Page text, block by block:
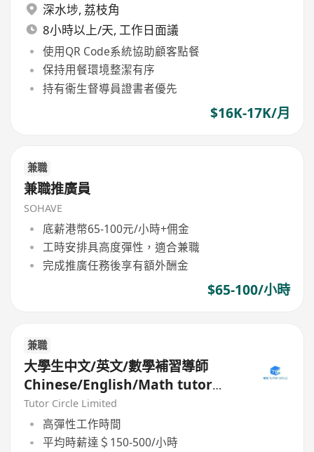
深水埗, 荔枝角
8小時以上/天, 工作日面議
使用QR Code系統協助顧客點餐
保持用餐環境整潔有序
持有衞生督導員證書者優先
$16K-17K/月
兼職
兼職推廣員
SOHAVE
底薪港幣65-100元/小時+佣金
工時安排具高度彈性，適合兼職
完成推廣任務後享有額外酬金
$65-100/小時
兼職
大學生中文/英文/數學補習導師
Chinese/English/Math tutor
(Part Time/Freelancer)
Tutor Circle Limited
高彈性工作時間
平均時薪達＄150-500/小時